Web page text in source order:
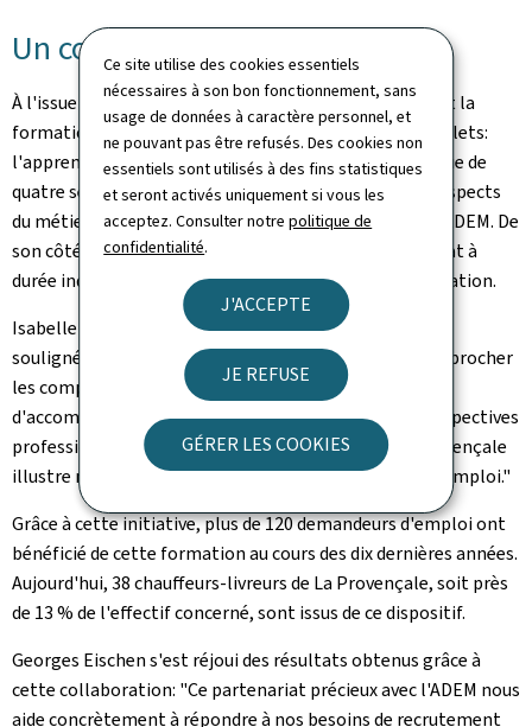
Ce site utilise des cookies essentiels
nécessaires à son bon fonctionnement, sans
usage de données à caractère personnel, et
ne pouvant pas être refusés. Des cookies non
essentiels sont utilisés à des fins statistiques
et seront activés uniquement si vous les
acceptez. Consulter notrepolitique de
confidentialité.
J'ACCEPTE
JE REFUSE
GÉRER LES COOKIES
Un contrat de travail à la clé
À l'issue de ce stage, les candidats intéressés intègrent la
formation de "chauffeur-livreur", composée de deux volets:
l'apprentissage du permis C et une formation théorique de
quatre semaines au CNFPC, couvrant l'ensemble des aspects
du métier. L'intégralité du parcours est financée par l'ADEM. De
son côté, La Provençale s'engage à proposer un contrat à
durée indéterminée aux candidats ayant réussi la formation.
Isabelle Schlesser, directrice de l'ADEM, a pour sa part
souligné: "Notre mission, au sein de l'ADEM, est de rapprocher
les compétences des besoins des entreprises et
d'accompagner les demandeurs d'emploi vers des perspectives
professionnelles durables. Ce partenariat avec La Provençale
illustre notre conviction: la formation doit mener à l'emploi."
Grâce à cette initiative, plus de 120 demandeurs d'emploi ont
bénéficié de cette formation au cours des dix dernières années.
Aujourd'hui, 38 chauffeurs-livreurs de La Provençale, soit près
de 13 % de l'effectif concerné, sont issus de ce dispositif.
Georges Eischen s'est réjoui des résultats obtenus grâce à
cette collaboration: "Ce partenariat précieux avec l'ADEM nous
aide concrètement à répondre à nos besoins de recrutement